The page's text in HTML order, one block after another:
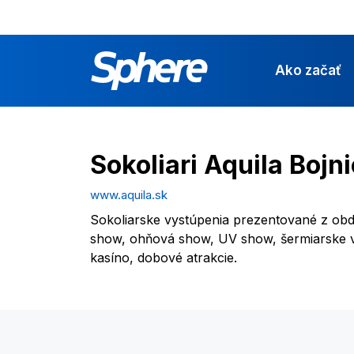
Ako začať
Sokoliari Aquila
www.aquila.sk
Sokoliarske vystúpenia prezentované z
show, ohňová show, UV show, šermiarske
kasíno, dobové atrakcie.